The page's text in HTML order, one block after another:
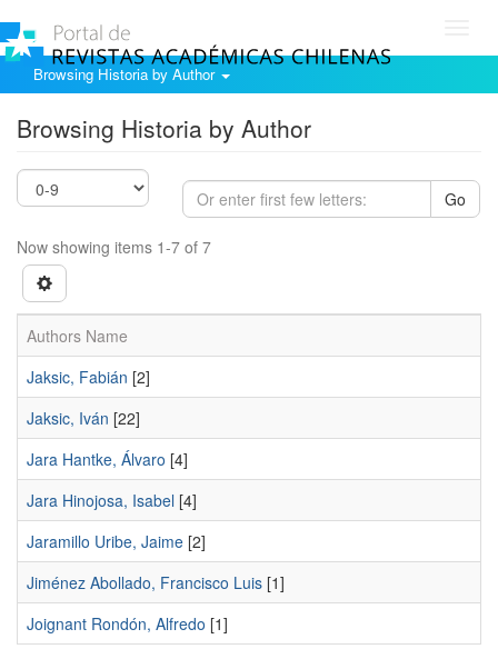
Browsing Historia by Author
Browsing Historia by Author
Go
Now showing items 1-7 of 7
Authors Name
Jaksic, Fabián [2]
Jaksic, Iván [22]
Jara Hantke, Álvaro [4]
Jara Hinojosa, Isabel [4]
Jaramillo Uribe, Jaime [2]
Jiménez Abollado, Francisco Luis [1]
Joignant Rondón, Alfredo [1]